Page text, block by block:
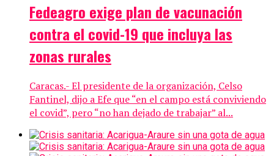
Fedeagro exige plan de vacunación
contra el covid-19 que incluya las
zonas rurales
Caracas.- El presidente de la organización, Celso
Fantinel, dijo a Efe que “en el campo está conviviendo
el covid”, pero “no han dejado de trabajar” al...